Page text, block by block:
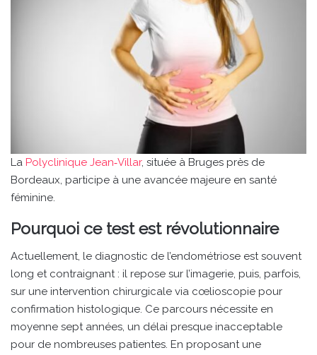
La Polyclinique Jean‑Villar, située à Bruges près de
Bordeaux, participe à une avancée majeure en santé
féminine.
Pourquoi ce test est révolutionnaire
Actuellement, le diagnostic de l’endométriose est souvent
long et contraignant : il repose sur l’imagerie, puis, parfois,
sur une intervention chirurgicale via cœlioscopie pour
confirmation histologique. Ce parcours nécessite en
moyenne sept années, un délai presque inacceptable
pour de nombreuses patientes. En proposant une